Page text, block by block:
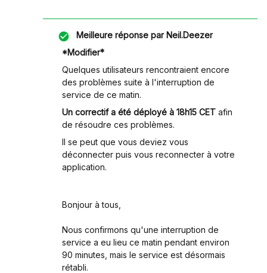
Meilleure réponse parNeil.Deezer
*Modifier*
Quelques utilisateurs rencontraient encore
des problèmes suite à l'interruption de
service de ce matin.
Un correctif a été déployé à 18h15 CET afin
de résoudre ces problèmes.
Il se peut que vous deviez vous
déconnecter puis vous reconnecter à votre
application.
Bonjour à tous,
Nous confirmons qu'une interruption de
service a eu lieu ce matin pendant environ
90 minutes, mais le service est désormais
rétabli.